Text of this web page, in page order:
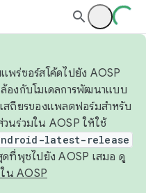
พร่ซอร์สโค้ดไปยัง AOSP
องกับโมเดลการพัฒนาแบบ
สถียรของแพลตฟอร์มสำหรับ
นร่วมใน AOSP ให้ใช้
latest-release
ที่พุชไปยัง AOSP เสมอ ดู
น AOSP